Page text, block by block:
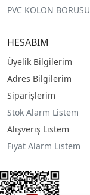
PVC KOLON BORUSU
HESABIM
Üyelik Bilgilerim
Adres Bilgilerim
Siparişlerim
Stok Alarm Listem
Alışveriş Listem
Fiyat Alarm Listem